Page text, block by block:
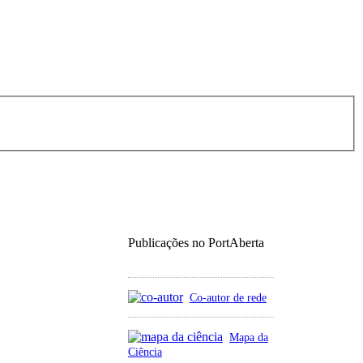
Publicações no PortAberta
Co-autor de rede
Mapa da
Ciência